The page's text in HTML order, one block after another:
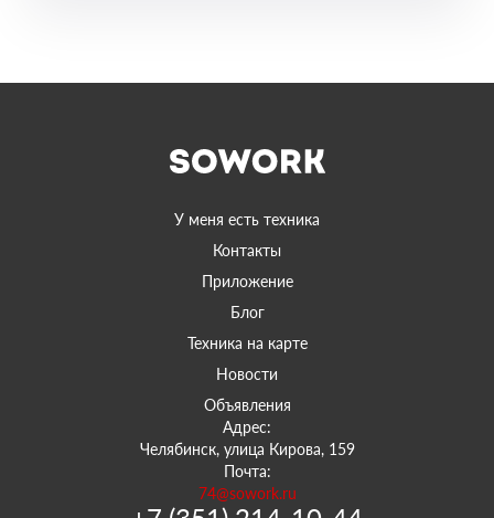
У меня есть техника
Контакты
Приложение
Блог
Техника на карте
Новости
Объявления
Адрес:
Челябинск, улица Кирова, 159
Почта:
74@sowork.ru